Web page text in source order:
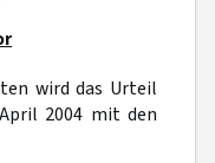
wird das Urteil
2004 mit den